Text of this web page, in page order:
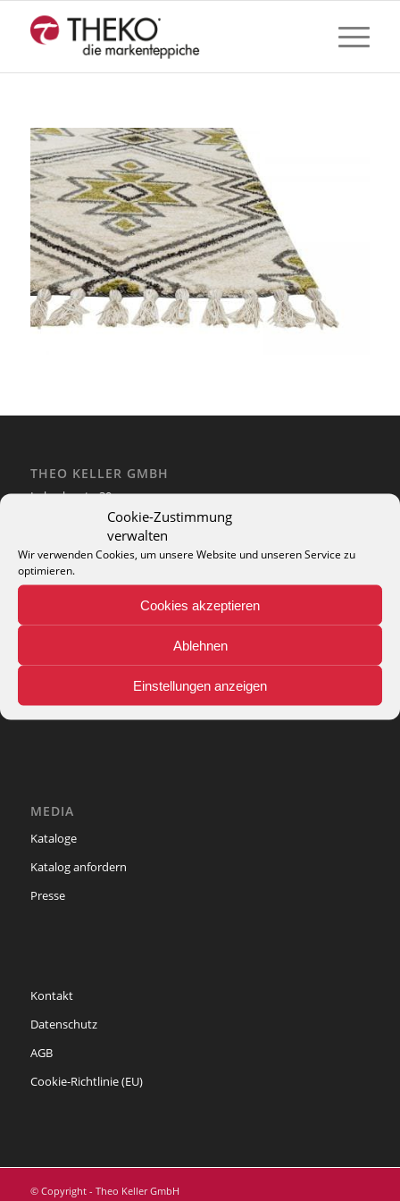
Cookie-Zustimmung
verwalten
Wir verwenden Cookies, um unsere Website und unseren Service zu
optimieren.
Cookies akzeptieren
Ablehnen
Einstellungen anzeigen
THEO KELLER GMBH
Lohackerstr. 30
44867 Bochum
phone: + 49 (2327) 3083 - 20
e-mail:info@theko-collection.com
Teppich-Lexikon
MEDIA
Kataloge
Katalog anfordern
Presse
Kontakt
Datenschutz
AGB
Cookie-Richtlinie (EU)
© Copyright - Theo Keller GmbH